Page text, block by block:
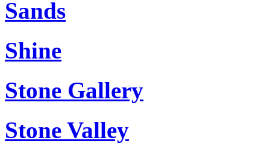
Sands
Shine
Stone Gallery
Stone Valley